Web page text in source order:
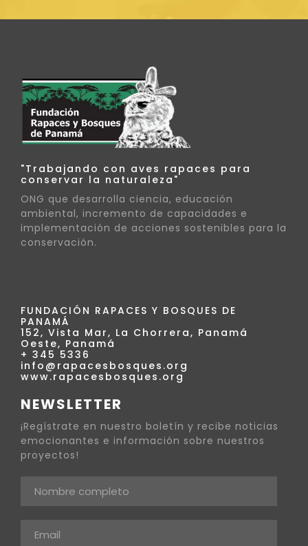
"Trabajando con aves rapaces para
conservar la naturaleza"
ONG que desarrolla ciencia, educación
ambiental, incremento de capacidades e
implementación de acciones sostenibles para la
conservación.
FUNDACIÓN RAPACES Y BOSQUES DE
PANAMÁ
152, Vista Mar, La Chorrera, Panamá
Oeste, Panamá
+ 345 5336
info@rapacesbosques.org
www.rapacesbosques.org
NEWSLETTER
¡Regístrate en nuestro boletín y recibe noticias
emocionantes e información sobre nuestros
proyectos!